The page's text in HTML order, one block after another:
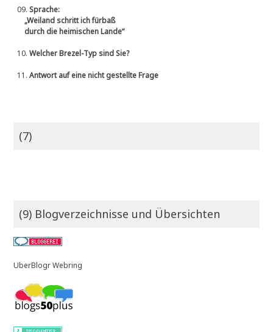
09.Sprache:
„Weiland schritt ich fürbaß
durch die heimischen Lande“
10.Welcher Brezel-Typ sind Sie?
11.Antwort auf eine nicht gestellte Frage
(7)
(9) Blogverzeichnisse und Übersichten
UberBlogr Webring